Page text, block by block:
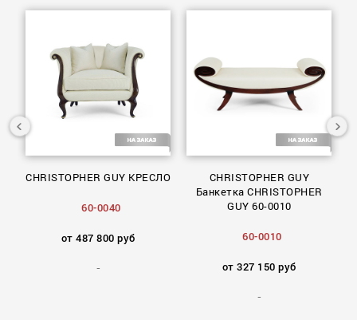
CHRISTOPHER GUY КРЕСЛО
60-0040
от 487 800 руб
CHRISTOPHER GUY
Банкетка CHRISTOPHER
GUY 60-0010
60-0010
от 327 150 руб